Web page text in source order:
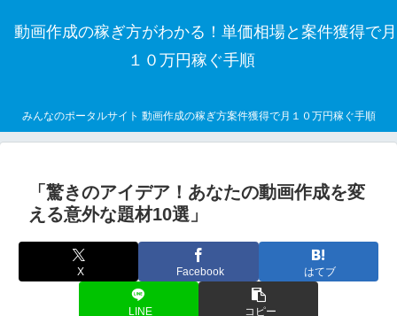
動画作成の稼ぎ方がわかる！単価相場と案件獲得で月
１０万円稼ぐ手順
みんなのポータルサイト 動画作成の稼ぎ方案件獲得で月１０万円稼ぐ手順
「驚きのアイデア！あなたの動画作成を変
える意外な題材10選」
X Facebook はてブ
LINE コピー